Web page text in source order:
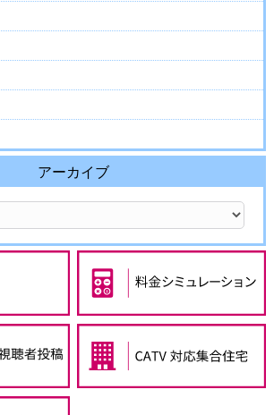
アーカイブ